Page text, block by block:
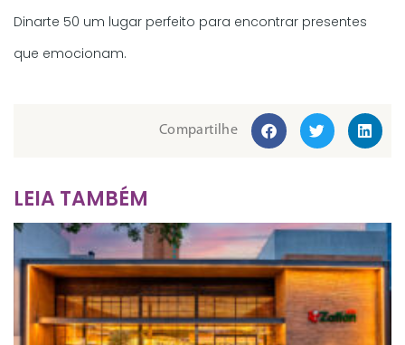
Dinarte 50 um lugar perfeito para encontrar presentes
que emocionam.
Compartilhe
LEIA TAMBÉM